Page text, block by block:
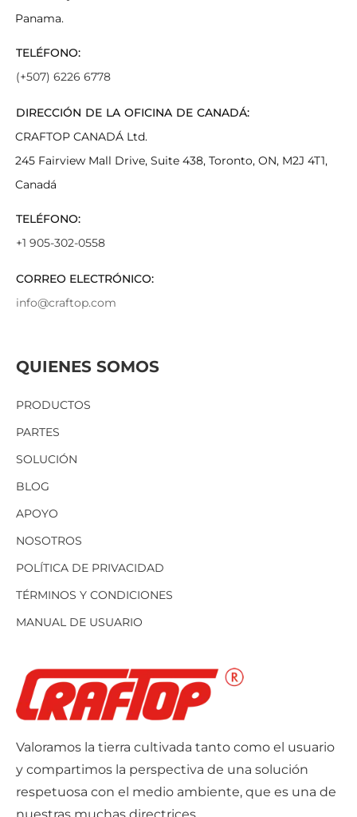
Valoramos la tierra cultivada tanto como el usuario
y compartimos la perspectiva de una solución
respetuosa con el medio ambiente, que es una de
QUIENES SOMOS
PRODUCTOS
PARTES
SOLUCIÓN
BLOG
APOYO
NOSOTROS
POLÍTICA DE PRIVACIDAD
TÉRMINOS Y CONDICIONES
MANUAL DE USUARIO
Panama.
TELÉFONO:
(+507) 6226 6778
DIRECCIÓN DE LA OFICINA DE CANADÁ:
CRAFTOP CANADÁ Ltd.
245 Fairview Mall Drive, Suite 438, Toronto, ON, M2J 4T1,
Canadá
TELÉFONO:
+1 905-302-0558
CORREO ELECTRÓNICO:
info@craftop.com